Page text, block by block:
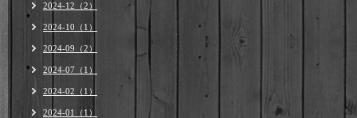
2024-12（2）
2024-10（1）
2024-09（2）
2024-07（1）
2024-02（1）
2024-01（1）